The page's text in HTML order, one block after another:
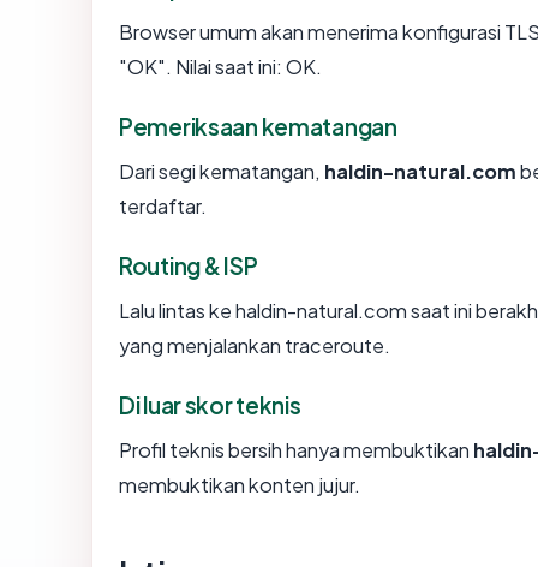
Browser umum akan menerima konfigurasi
"OK". Nilai saat ini: OK.
Pemeriksaan kematangan
Dari segi kematangan, haldin-natural.com
terdaftar.
Routing & ISP
Lalu lintas ke haldin-natural.com saat ini
yang menjalankan traceroute.
Di luar skor teknis
Profil teknis bersih hanya membuktikan
membuktikan konten jujur.